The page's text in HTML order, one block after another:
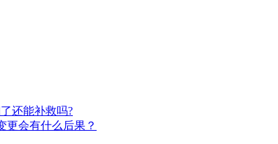
还能补救吗?
更会有什么后果？